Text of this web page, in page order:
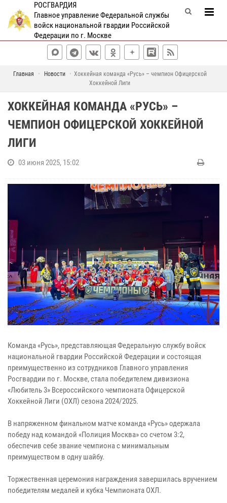
РОСГВАРДИЯ
Главное управление Федеральной службы
войск национальной гвардии Российской
Федерации по г. Москве
Главная Новости
Хоккейная команда «Русь» – чемпион Офицерской
Хоккейной Лиги
ХОККЕЙНАЯ КОМАНДА «РУСЬ» –
ЧЕМПИОН ОФИЦЕРСКОЙ ХОККЕЙНОЙ
ЛИГИ
03 июня 2025, 15:02
Команда «Русь», представляющая Федеральную службу войск
национальной гвардии Российской Федерации и состоящая
преимущественно из сотрудников Главного управления
Росгвардии по г. Москве, стала победителем дивизиона
«Любитель 3» Всероссийского чемпионата Офицерской
Хоккейной Лиги (ОХЛ) сезона 2024/2025.
В напряженном финальном матче команда «Русь» одержала
победу над командой «Полиция Москва» со счетом 3:2,
обеспечив себе звание чемпиона с минимальным
преимуществом в одну шайбу.
Торжественная церемония награждения завершилась вручением
победителям медалей и кубка Чемпионата ОХЛ.